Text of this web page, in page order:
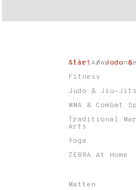
Start/Judo
Alle
Fitness
Judo & Jiu-
MMA & Combat
Traditional
Arts
Yoga
ZEBRA At Home
Matten